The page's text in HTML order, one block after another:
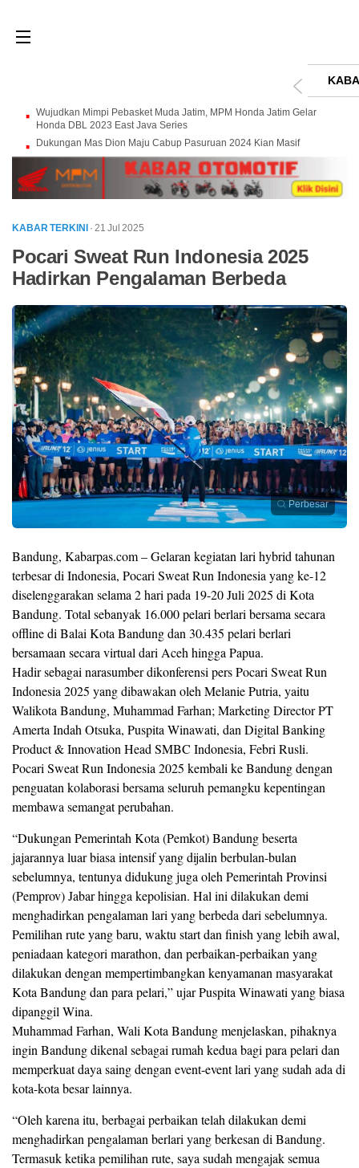
Wujudkan Mimpi Pebasket Muda Jatim, MPM Honda Jatim Gelar
Honda DBL 2023 East Java Series
Dukungan Mas Dion Maju Cabup Pasuruan 2024 Kian Masif
KABAR TERKINI · 21 Jul 2025
Pocari Sweat Run Indonesia 2025
Hadirkan Pengalaman Berbeda
Perbesar
Bandung, Kabarpas.com – Gelaran kegiatan lari hybrid tahunan
terbesar di Indonesia, Pocari Sweat Run Indonesia yang ke-12
diselenggarakan selama 2 hari pada 19-20 Juli 2025 di Kota
Bandung. Total sebanyak 16.000 pelari berlari bersama secara
offline di Balai Kota Bandung dan 30.435 pelari berlari
bersamaan secara virtual dari Aceh hingga Papua.
Hadir sebagai narasumber dikonferensi pers Pocari Sweat Run
Indonesia 2025 yang dibawakan oleh Melanie Putria, yaitu
Walikota Bandung, Muhammad Farhan; Marketing Director PT
Amerta Indah Otsuka, Puspita Winawati, dan Digital Banking
Product & Innovation Head SMBC Indonesia, Febri Rusli.
Pocari Sweat Run Indonesia 2025 kembali ke Bandung dengan
penguatan kolaborasi bersama seluruh pemangku kepentingan
membawa semangat perubahan.
“Dukungan Pemerintah Kota (Pemkot) Bandung beserta
jajarannya luar biasa intensif yang dijalin berbulan-bulan
sebelumnya, tentunya didukung juga oleh Pemerintah Provinsi
(Pemprov) Jabar hingga kepolisian. Hal ini dilakukan demi
menghadirkan pengalaman lari yang berbeda dari sebelumnya.
Pemilihan rute yang baru, waktu start dan finish yang lebih awal,
peniadaan kategori marathon, dan perbaikan-perbaikan yang
dilakukan dengan mempertimbangkan kenyamanan masyarakat
Kota Bandung dan para pelari,” ujar Puspita Winawati yang biasa
dipanggil Wina.
Muhammad Farhan, Wali Kota Bandung menjelaskan, pihaknya
ingin Bandung dikenal sebagai rumah kedua bagi para pelari dan
memperkuat daya saing dengan event-event lari yang sudah ada di
kota-kota besar lainnya.
“Oleh karena itu, berbagai perbaikan telah dilakukan demi
menghadirkan pengalaman berlari yang berkesan di Bandung.
Termasuk ketika pemilihan rute, saya sudah mengajak semua